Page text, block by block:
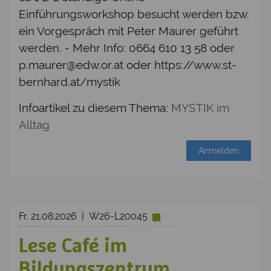
Einführungsworkshop besucht werden bzw.
ein Vorgespräch mit Peter Maurer geführt
werden. - Mehr Info: 0664 610 13 58 oder
p.maurer@edw.or.at oder https://www.st-
bernhard.at/mystik
Infoartikel zu diesem Thema: MYSTIK im
Alltag
Anmelden
Fr. 21.08.2026 | W26-L20045
Lese Café im